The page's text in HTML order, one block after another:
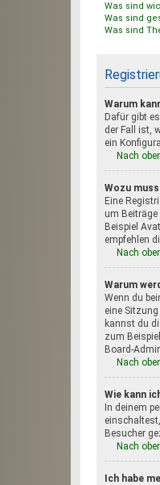
Was sind
Was sind
Was sind
Warum
Dafür gibt
der Fall ist,
ein
Nach
Wozu
Eine
um
Beispiel
empfehlen
Nach
Warum
Wenn du
eine
kannst du
zum
Board-
Nach
Wie kann
In deinem
Besucher
Nach
Ich habe